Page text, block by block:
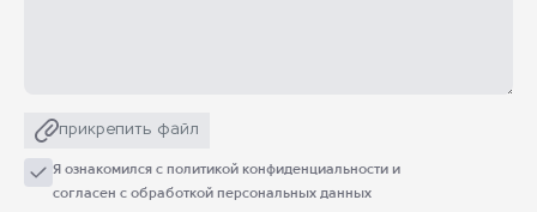
прикрепить файл
Я ознакомился с политикой конфиденциальности и
согласен с обработкой персональных данных